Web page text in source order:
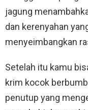
jagung
dan kerenyahan
menyeimbangkan
Setelah itu kamu
krim kocok
penutup yang